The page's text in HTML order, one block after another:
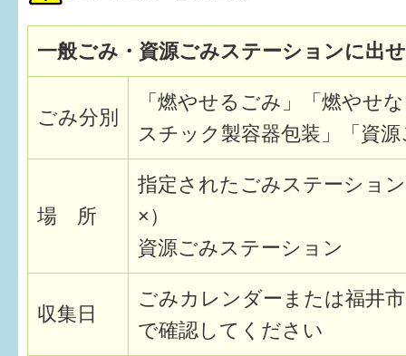
一般ごみ・資源ごみステーションに出
ごみ分別
「燃やせるごみ」「燃やせ
スチック製容器包装」「資
場 所
指定されたごみステーショ
×）
資源ごみステーション
収集日
ごみカレンダーまたは福井
で確認してください
1歳〜3歳
3歳〜就学前
子育てマップ
イベントレポート
なるほどコラム
メールマガジン